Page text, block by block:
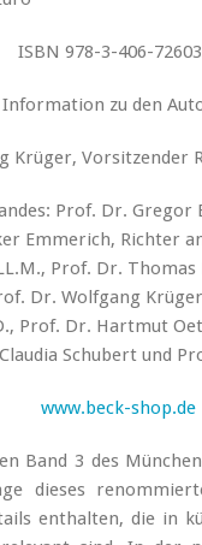
ISBN 978-3-406-
Information zu den
Krüger, Vorsitzender
Prof. Dr.
Emmerich, Richter
Prof. Dr.
Dr. Wolfgang
Prof. Dr. Hartmut
Schubert und
www.beck-shop.de
Band 3 des
dieses
enthalten, die in